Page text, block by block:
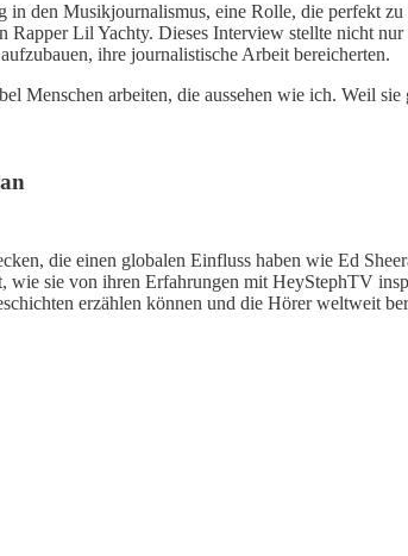
den Musikjournalismus, eine Rolle, die perfekt
Lil Yachty. Dieses Interview stellte nicht
ihre journalistische Arbeit bereicherten.
Menschen arbeiten, die aussehen wie ich. Weil sie
die einen globalen Einfluss haben wie Ed
sie von ihren Erfahrungen mit HeyStephTV
erzählen können und die Hörer weltweit